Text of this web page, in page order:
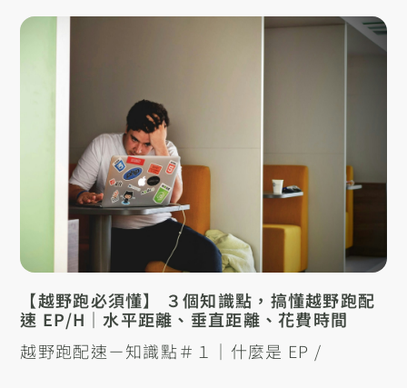
【越野跑必須懂】 ３個知識點，搞懂越野跑配
速 EP/H｜水平距離、垂直距離、花費時間
越野跑配速－知識點＃１｜什麼是 EP /